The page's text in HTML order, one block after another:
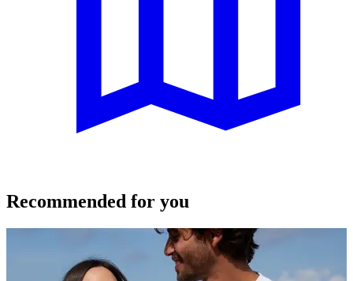
Recommended for you